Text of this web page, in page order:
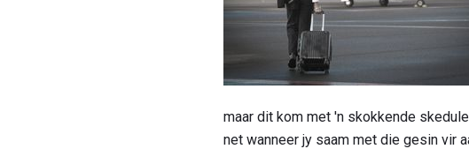
maar dit kom met 'n skokkende
net wanneer jy saam met die gesin vir